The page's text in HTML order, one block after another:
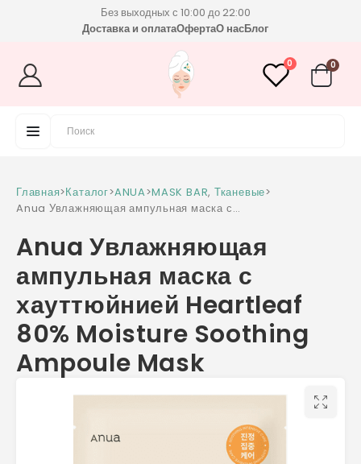
Без выходных с 10:00 до 22:00
Доставка и оплатаОфертаО насБлог
0 0
Главная>Каталог>ANUA>MASK BAR, Тканевые>
Anua Увлажняющая ампульная маска с
Soothing Ampoule Mask
Anua Увлажняющая
ампульная маска с
хауттюйнией Heartleaf
80% Moisture Soothing
Ampoule Mask